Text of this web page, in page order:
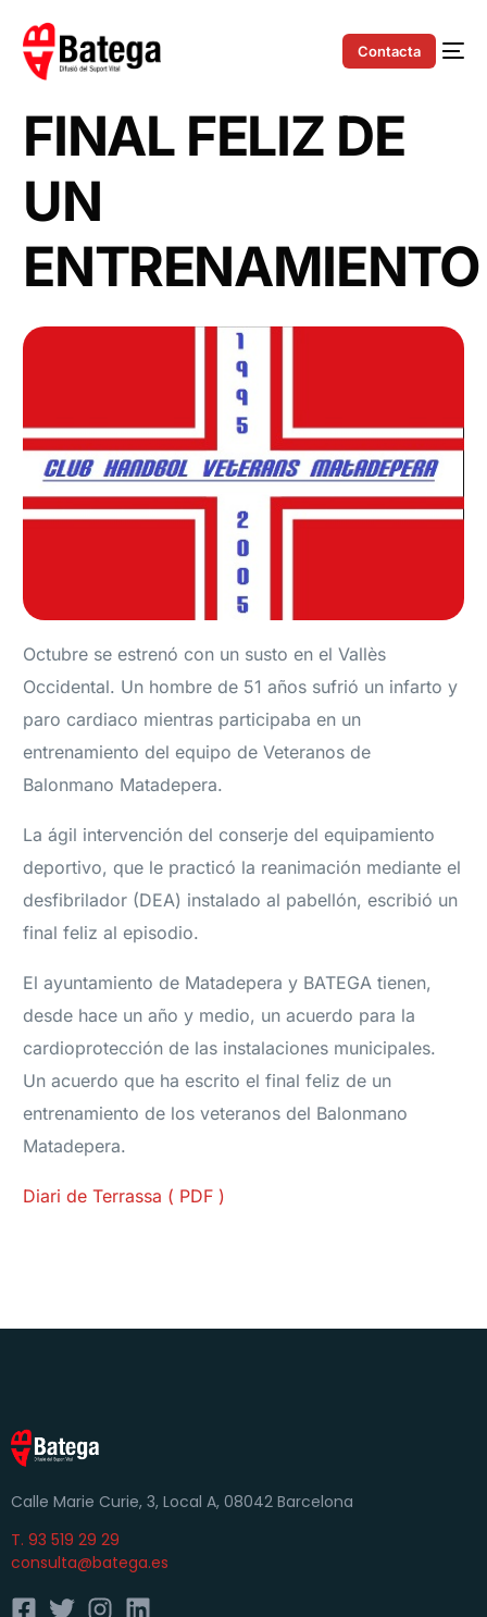
Contacta
FINAL FELIZ DE
UN
ENTRENAMIENTO
Octubre se estrenó con un susto en el Vallès
Occidental. Un hombre de 51 años sufrió un infarto y
paro cardiaco mientras participaba en un
entrenamiento del equipo de Veteranos de
Balonmano Matadepera.
La ágil intervención del conserje del equipamiento
deportivo, que le practicó la reanimación mediante el
desfibrilador (DEA) instalado al pabellón, escribió un
final feliz al episodio.
El ayuntamiento de Matadepera y BATEGA tienen,
desde hace un año y medio, un acuerdo para la
cardioprotección de las instalaciones municipales.
Un acuerdo que ha escrito el final feliz de un
entrenamiento de los veteranos del Balonmano
Matadepera.
Diari de Terrassa ( PDF )
Calle Marie Curie, 3, Local A, 08042 Barcelona
T. 93 519 29 29
consulta@batega.es